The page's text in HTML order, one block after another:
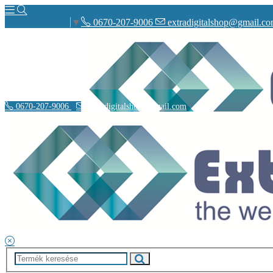
▼ 0670-207-9006
Rólunk
Elérhetőségeink
Vásárlás
Szállítás
Adatvédelmi nyilatkozat
Á.SZ.F.
0670-207-9006 extradigitalshop@gmail.com